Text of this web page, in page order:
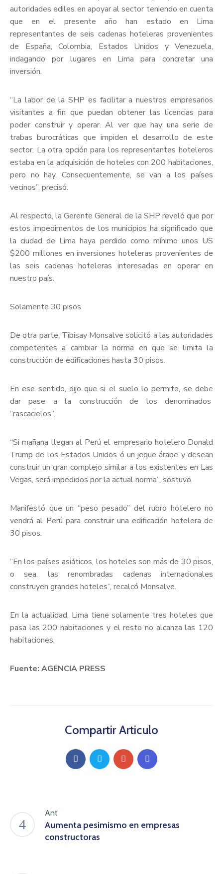
autoridades ediles en apoyar al sector teniendo en cuenta
que en el presente año han estado en Lima
representantes de seis cadenas hoteleras provenientes
de España, Colombia, Estados Unidos y Venezuela,
indagando por lugares en Lima para concretar una
inversión.
“La labor de la SHP es facilitar a nuestros empresarios
visitantes a fin que puedan obtener las licencias para
poder construir y operar. Al ver que hay una serie de
trabas burocráticas que impiden el desarrollo de este
sector. La otra opción para los representantes hoteleros
estaba en la adquisición de hoteles con 200 habitaciones,
pero no hay. Consecuentemente, se van a los países
vecinos”, precisó.
Al respecto, la Gerente General de la SHP reveló que por
estos impedimentos de los municipios ha significado que
la ciudad de Lima haya perdido como mínimo unos US
$200 millones en inversiones hoteleras provenientes de
las seis cadenas hoteleras interesadas en operar en
nuestro país.
Solamente 30 pisos
De otra parte, Tibisay Monsalve solicitó a las autoridades
competentes a cambiar la norma en que se limita la
construcción de edificaciones hasta 30 pisos.
En ese sentido, dijo que si el suelo lo permite, se debe
dar pase a la construcción de los denominados
“rascacielos”.
“Si mañana llegan al Perú el empresario hotelero Donald
Trump de los Estados Unidos ó un jeque árabe y desean
construir un gran complejo similar a los existentes en Las
Vegas, será impedidos por la actual norma”, sostuvo.
Manifestó que un “peso pesado” del rubro hotelero no
vendrá al Perú para construir una edificación hotelera de
30 pisos.
“En los países asiáticos, los hoteles son más de 30 pisos,
o sea, las renombradas cadenas internacionales
construyen grandes hoteles”, recalcó Monsalve.
En la actualidad, Lima tiene solamente tres hoteles que
pasa las 200 habitaciones y el resto no alcanza las 120
habitaciones.
Fuente: AGENCIA PRESS
Compartir Articulo
Ant
Aumenta pesimismo en empresas
constructoras